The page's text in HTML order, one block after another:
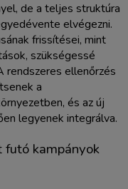
de a teljes struktúra
elvégezni.
frissítései, mint
szükségessé
rendszeres ellenőrzés
a
és az új
legyenek integrálva.
kampányok